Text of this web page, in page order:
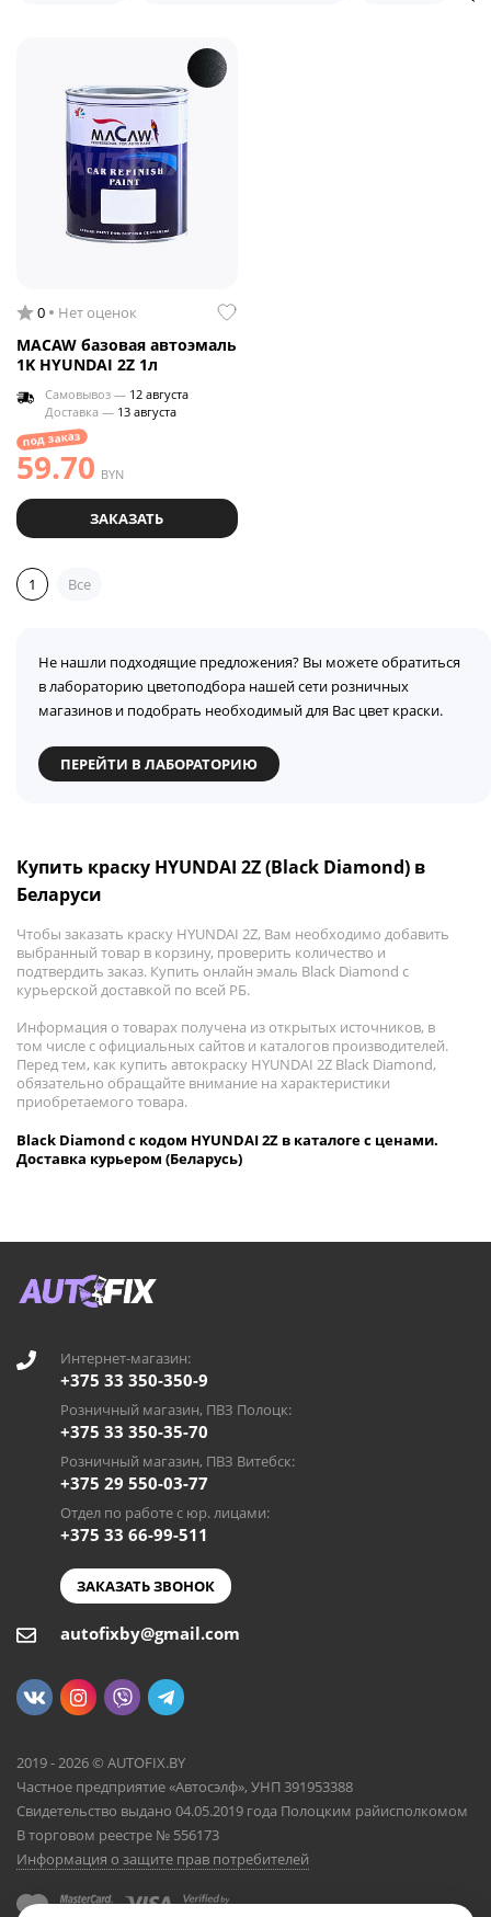
0 Нет оценок
MACAW базовая автоэмаль
1K HYUNDAI 2Z 1л
Самовывоз — 12 августа
Доставка — 13 августа
под заказ
59.70 BYN
ЗАКАЗАТЬ
1 Все
Не нашли подходящие предложения? Вы можете обратиться
в лабораторию цветоподбора нашей сети розничных
магазинов и подобрать необходимый для Вас цвет краски.
ПЕРЕЙТИ В ЛАБОРАТОРИЮ
Купить краску HYUNDAI 2Z (Black Diamond) в
Беларуси
Чтобы заказать краску HYUNDAI 2Z, Вам необходимо добавить
выбранный товар в корзину, проверить количество и
подтвердить заказ. Купить онлайн эмаль Black Diamond с
курьерской доставкой по всей РБ.
Информация о товарах получена из открытых источников, в
том числе с официальных сайтов и каталогов производителей.
Перед тем, как купить автокраску HYUNDAI 2Z Black Diamond,
обязательно обращайте внимание на характеристики
приобретаемого товара.
Black Diamond с кодом HYUNDAI 2Z в каталоге с ценами.
Доставка курьером (Беларусь)
Интернет-магазин:
+375 33 350-350-9
Розничный магазин, ПВЗ Полоцк:
+375 33 350-35-70
Розничный магазин, ПВЗ Витебск:
+375 29 550-03-77
Отдел по работе с юр. лицами:
+375 33 66-99-511
ЗАКАЗАТЬ ЗВОНОК
autofixby@gmail.com
2019 - 2026 © AUTOFIX.BY
Частное предприятие «Автосэлф», УНП 391953388
Свидетельство выдано 04.05.2019 года Полоцким райисполкомом
В торговом реестре № 556173
Информация о защите прав потребителей